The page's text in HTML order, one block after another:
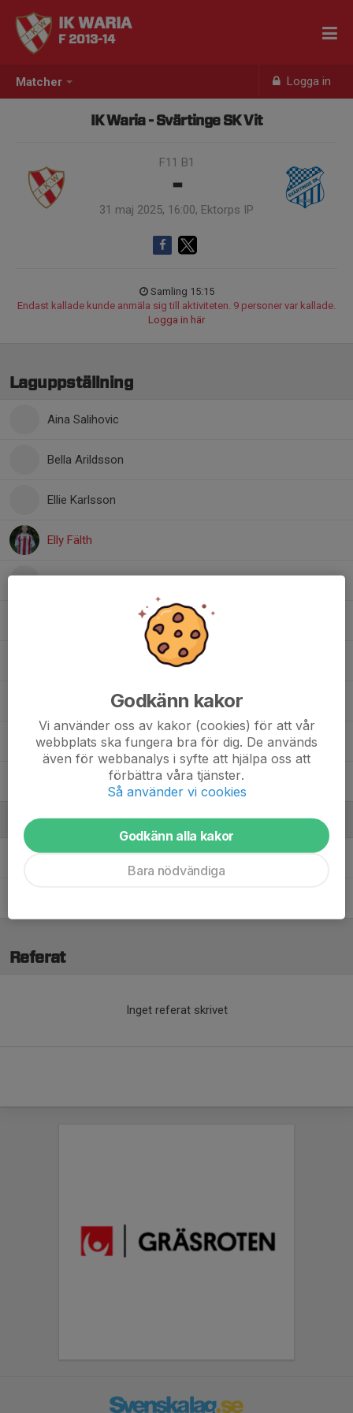
Matcher Logga in
IK WARIA
F 2013-14
IK Waria - Svärtinge SK Vit
F11 B1
-
31 maj 2025, 16:00, Ektorps IP
Samling 15:15
Endast kallade kunde anmäla sig till aktiviteten. 9 personer var kallade.
Logga in här
Laguppställning
Aina Salihovic
Bella Arildsson
Ellie Karlsson
Elly Fälth
Evin Chireh
Greta Grundström
Lovis Wastesson
Maja Schander
Thelma Wistrand
Ledare
Christoffer JonssonAssisterande tränare
Referat
Inget referat skrivet
Godkänn kakor
Vi använder oss av kakor (cookies) för att vår
webbplats ska fungera bra för dig. De används
även för webbanalys i syfte att hjälpa oss att
förbättra våra tjänster.
Så använder vi cookies
Godkänn alla kakor
Bara nödvändiga